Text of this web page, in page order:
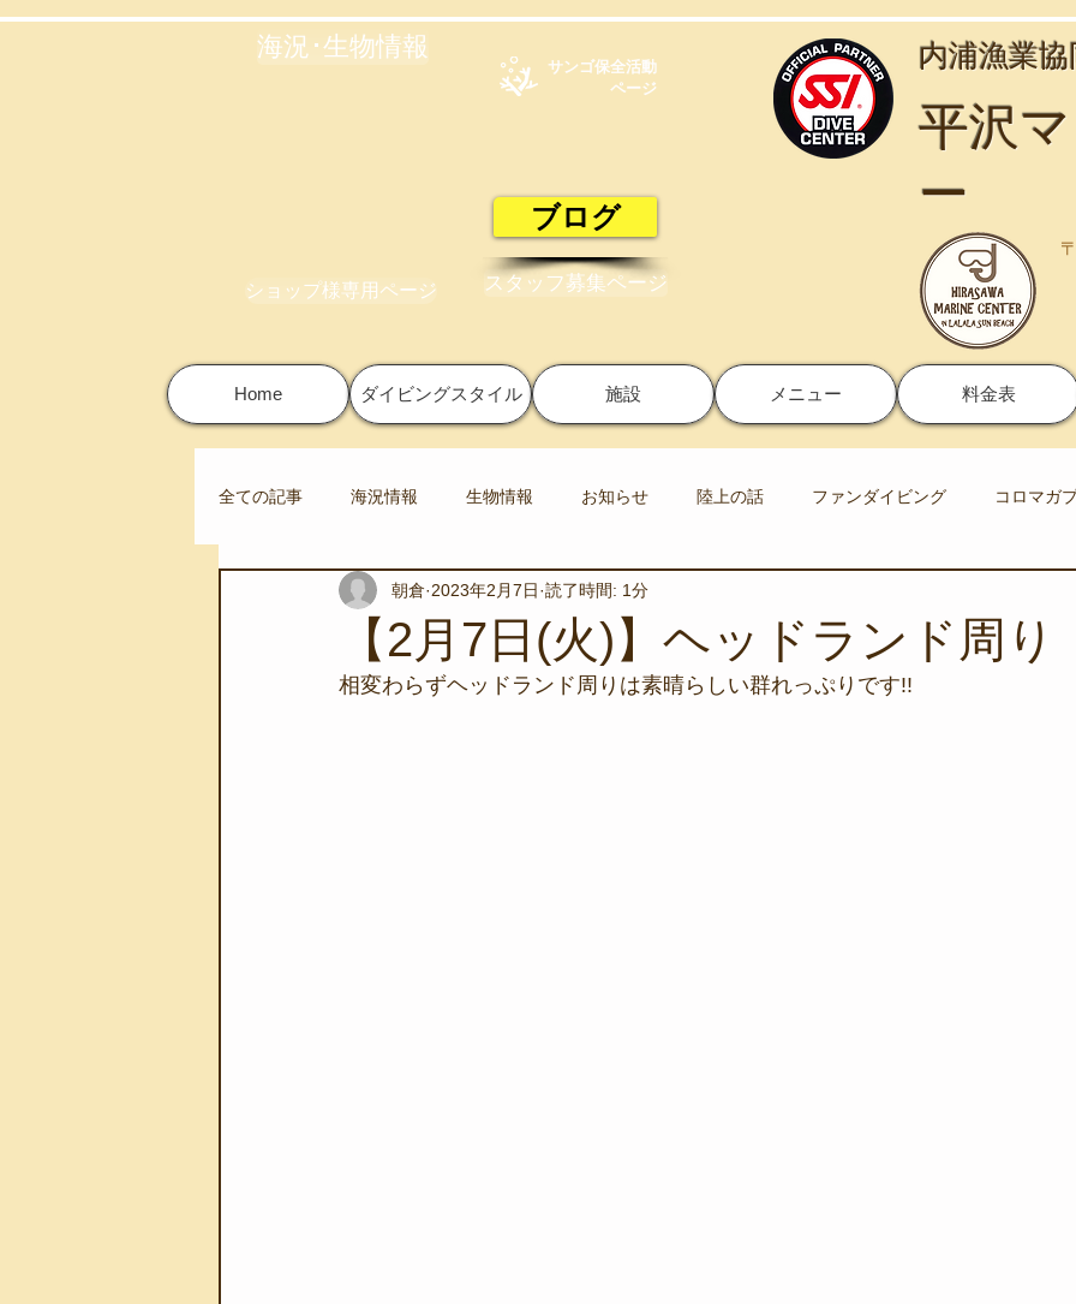
海況･生物情報
サンゴ保全活動​
ページ
ブログ
ショップ様専用ページ スタッフ募集ページ
内浦漁業
平沢
ー
Home ダイビングスタイル 施設 メニュー 料金表
全ての記事 海況情報 生物情報 お知らせ 陸上の話 ファンダイビング コロマガ
スノーケリングツアー 自然環境保全 ワカメの養殖
伊豆半島ジオパーク サンゴの保全活動 取材 作業潜水
【2月7日(火)】ヘッドランド周り
朝倉 2023年2月7日 読了時間: 1分
相変わらずヘッドランド周りは素晴らしい群れっぷりです!!